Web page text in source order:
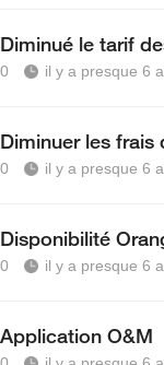
Diminué le tarif
0 il y a presque 6
Diminuer les
0 il y a presque 6
Disponibilité
0 il y a presque 6
Application O&M